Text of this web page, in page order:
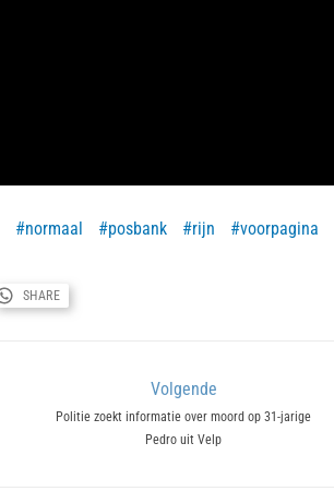
normaal posbank rijn
voorpagina
SHARE
Volgende
Next
Politie zoekt informatie over moord op 31-jarige
Pedro uit Velp